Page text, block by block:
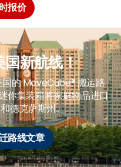
报价
新航线！
的 MoveCube® 搬运路
你集装箱将家庭物品进口
德克萨斯州。
路线文章